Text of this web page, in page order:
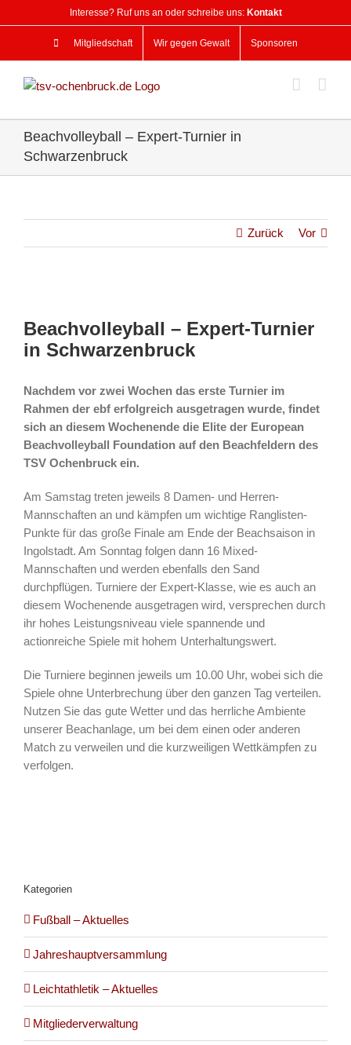
Inhalt
Interesse? Ruf uns an oder schreibe uns: Kontakt
Mitgliedschaft Wir gegen Gewalt Sponsoren
Beachvolleyball – Expert-Turnier in
Schwarzenbruck
Zurück Vor
grösseres
Bild
Beachvolleyball – Expert-Turnier
in Schwarzenbruck
Nachdem vor zwei Wochen das erste Turnier im
Rahmen der ebf erfolgreich ausgetragen wurde, findet
sich an diesem Wochenende die Elite der European
Beachvolleyball Foundation auf den Beachfeldern des
TSV Ochenbruck ein.
Am Samstag treten jeweils 8 Damen- und Herren-
Mannschaften an und kämpfen um wichtige Ranglisten-
Punkte für das große Finale am Ende der Beachsaison in
Ingolstadt. Am Sonntag folgen dann 16 Mixed-
Mannschaften und werden ebenfalls den Sand
durchpflügen. Turniere der Expert-Klasse, wie es auch an
diesem Wochenende ausgetragen wird, versprechen durch
ihr hohes Leistungsniveau viele spannende und
actionreiche Spiele mit hohem Unterhaltungswert.
Die Turniere beginnen jeweils um 10.00 Uhr, wobei sich die
Spiele ohne Unterbrechung über den ganzen Tag verteilen.
Nutzen Sie das gute Wetter und das herrliche Ambiente
unserer Beachanlage, um bei dem einen oder anderen
Match zu verweilen und die kurzweiligen Wettkämpfen zu
verfolgen.
Kategorien
Fußball – Aktuelles
Jahreshauptversammlung
Leichtathletik – Aktuelles
Mitgliederverwaltung